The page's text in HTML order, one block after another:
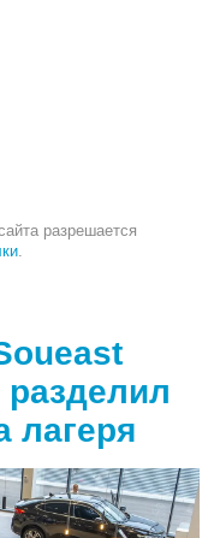
разрешается
разделил
лагеря